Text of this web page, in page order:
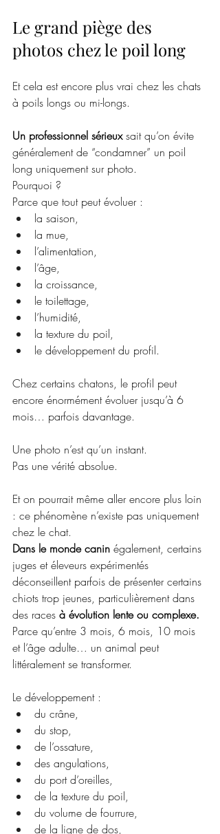
Le grand piège des
photos chez le poil long
Et cela est encore plus vrai chez les chats
à poils longs ou mi-longs.
Un professionnel sérieux sait qu’on évite
généralement de “condamner” un poil
long uniquement sur photo.
Pourquoi ?
Parce que tout peut évoluer :
la saison,
la mue,
l’alimentation,
l’âge,
la croissance,
le toilettage,
l’humidité,
la texture du poil,
le développement du profil.
Chez certains chatons, le profil peut
encore énormément évoluer jusqu’à 6
mois… parfois davantage.
Une photo n’est qu’un instant.
Pas une vérité absolue.
Et on pourrait même aller encore plus loin
: ce phénomène n’existe pas uniquement
chez le chat.
Dans le monde canin également, certains
juges et éleveurs expérimentés
déconseillent parfois de présenter certains
chiots trop jeunes, particulièrement dans
des races à évolution lente ou complexe.
Parce qu’entre 3 mois, 6 mois, 10 mois
et l’âge adulte… un animal peut
littéralement se transformer.
Le développement :
du crâne,
du stop,
de l’ossature,
des angulations,
du port d’oreilles,
de la texture du poil,
du volume de fourrure,
de la ligne de dos,